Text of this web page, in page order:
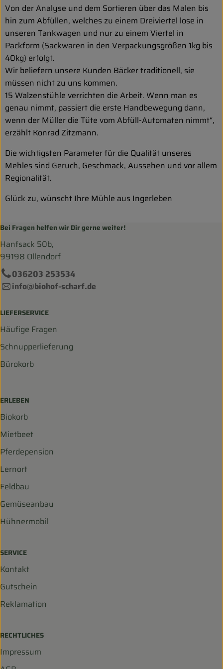
Von der Analyse und dem Sortieren über das Malen bis
hin zum Abfüllen, welches zu einem Dreiviertel lose in
unseren Tankwagen und nur zu einem Viertel in
Packform (Sackwaren in den Verpackungsgrößen 1kg bis
40kg) erfolgt.
Wir beliefern unsere Kunden Bäcker traditionell, sie
müssen nicht zu uns kommen.
15 Walzenstühle verrichten die Arbeit. Wenn man es
genau nimmt, passiert die erste Handbewegung dann,
wenn der Müller die Tüte vom Abfüll-Automaten nimmt“,
erzählt Konrad Zitzmann.
Die wichtigsten Parameter für die Qualität unseres
Mehles sind Geruch, Geschmack, Aussehen und vor allem
Regionalität.
Glück zu, wünscht Ihre Mühle aus Ingerleben
Bei Fragen helfen wir Dir gerne weiter!
Hanfsack 50b,
99198 Ollendorf
036203 253534
info@biohof-scharf.de
LIEFERSERVICE
Häufige Fragen
Schnupperlieferung
Bürokorb
ERLEBEN
Biokorb
Mietbeet
Pferdepension
Lernort
Feldbau
Gemüseanbau
Hühnermobil
SERVICE
Kontakt
Gutschein
Reklamation
RECHTLICHES
Impressum